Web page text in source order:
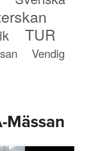
TUR
Vendig
Mässan